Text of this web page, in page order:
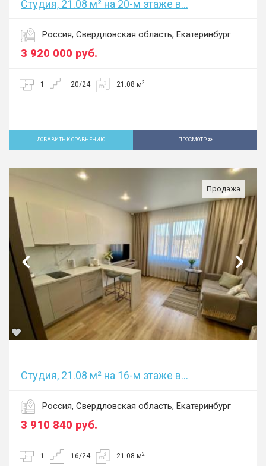
Студия, 21.08 м² на 20-м этаже в...
Россия, Свердловская область, Екатеринбург
3 920 000 руб.
1 20/24 21.08 м2
ДОБАВИТЬ К СРАВНЕНИЮ ПРОСМОТР
Продажа
Студия, 21.08 м² на 16-м этаже в...
Россия, Свердловская область, Екатеринбург
3 910 840 руб.
1 16/24 21.08 м2